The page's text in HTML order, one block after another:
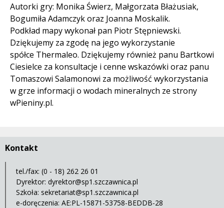
Autorki gry: Monika Świerz, Małgorzata Błażusiak,
Bogumiła Adamczyk oraz Joanna Moskalik.
Podkład mapy wykonał pan Piotr Stępniewski.
Dziękujemy za zgodę na jego wykorzystanie
spółce Thermaleo. Dziękujemy również panu Bartkowi
Ciesielce za konsultacje i cenne wskazówki oraz panu
Tomaszowi Salamonowi za możliwość wykorzystania
w grze informacji o wodach mineralnych ze strony
wPieniny.pl.
Kontakt
tel./fax: (0 - 18) 262 26 01
Dyrektor: dyrektor@sp1.szczawnica.pl
Szkoła: sekretariat@sp1.szczawnica.pl
e-doręczenia: AE:PL-15871-53758-BEDDB-28